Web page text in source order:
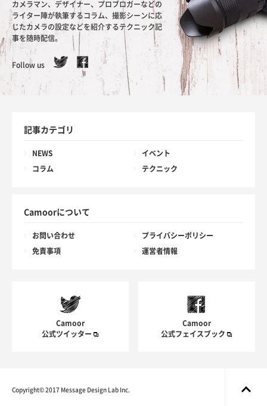
カメラマン、デザイナー、プロブロガーなどの
ライター陣が執筆するコラム、撮影シーンに応
じたカメラの設定などを紹介するテクニック記
事を随時配信。
Follow us
記事カテゴリ
NEWS イベント
コラム テクニック
Camoorについて
お問い合わせ プライバシーポリシー
免責事項 運営者情報
Camoor
公式ツイッター
Camoor
公式フェイスブック
Copyright© 2017 Message Design Lab Inc.